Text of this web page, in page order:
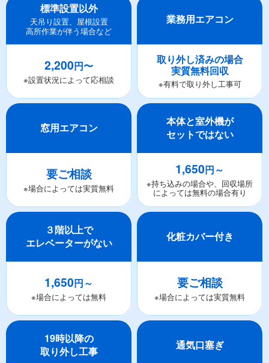
標準設置以外
天吊り設置、屋根設置
高所作業が伴う場合など
2,200円〜
※設置状況によって応相談
業務用エアコン
取り外し済みの場合
実質無料回収
※有料で取り外し工事可
窓用エアコン
要ご相談
※場合によっては実質無料
本体と室外機が
セットではない
1,650円～
※持ち込みの場合や、回収場所
によっては無料の場合有り
３階以上で
エレベーターがない
1,650円～
※場合によっては無料
化粧カバー付き
要ご相談
※場合によっては実質無料
19時以降の
取り外し工事
通気口塞ぎ